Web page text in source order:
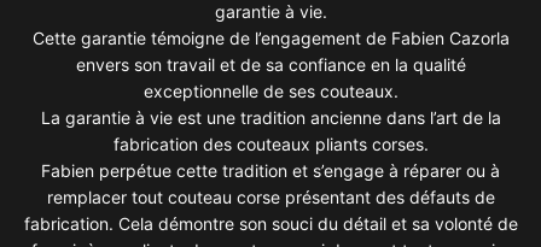
garantie à vie.
Cette garantie témoigne de l’engagement de Fabien Cazorla
envers son travail et de sa confiance en la qualité
exceptionnelle de ses couteaux.
La garantie à vie est une tradition ancienne dans l’art de la
fabrication des couteaux pliants corses.
Fabien perpétue cette tradition et s’engage à réparer ou à
remplacer tout couteau corse présentant des défauts de
fabrication. Cela démontre son souci du détail et sa volonté de